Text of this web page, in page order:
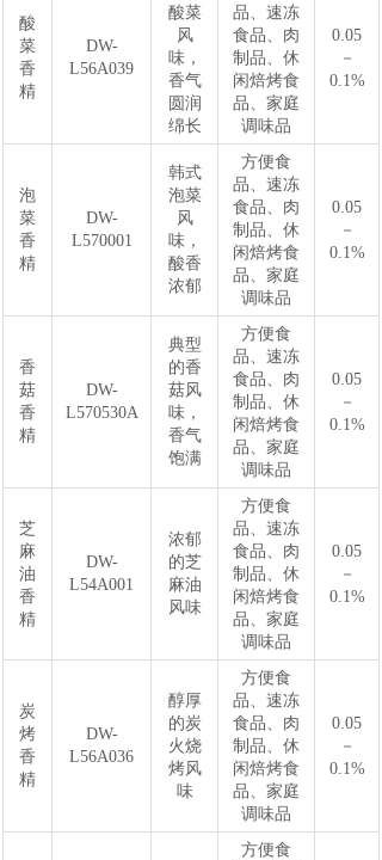
酸
菜
香
精
DW-
L56A039
酸菜
风
味，
香气
圆润
绵长
品、速冻
食品、肉
制品、休
闲焙烤食
品、家庭
调味品
0.05
－
0.1%
泡
菜
香
精
DW-
L570001
韩式
泡菜
风
味，
酸香
浓郁
方便食
品、速冻
食品、肉
制品、休
闲焙烤食
品、家庭
调味品
0.05
－
0.1%
香
菇
香
精
DW-
L570530A
典型
的香
菇风
味，
香气
饱满
方便食
品、速冻
食品、肉
制品、休
闲焙烤食
品、家庭
调味品
0.05
－
0.1%
芝
麻
油
香
精
DW-
L54A001
浓郁
的芝
麻油
风味
方便食
品、速冻
食品、肉
制品、休
闲焙烤食
品、家庭
调味品
0.05
－
0.1%
炭
烤
香
精
DW-
L56A036
醇厚
的炭
火烧
烤风
味
方便食
品、速冻
食品、肉
制品、休
闲焙烤食
品、家庭
调味品
0.05
－
0.1%
方便食